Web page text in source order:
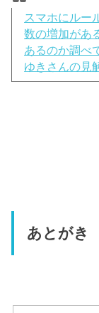
スマホにルー
数の増加があ
あるのか調べ
ゆきさんの見
あとがき